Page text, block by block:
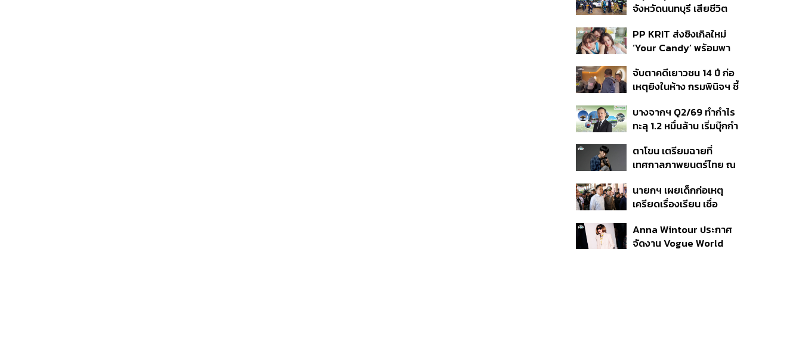
โรงแรมค้าง 7 ปี
จังหวัดนนทบุรี เสียชีวิต
ปมค้นประวัติคดีกราดยิงที่
สหรัฐฯ
PP KRIT ส่งซิงเกิลใหม่
‘Your Candy’ พร้อมพา
สิกวิดีโอ
จับตาคดีเยาวชน 14 ปี ก่อ
เหตุยิงในห้าง กรมพินิจฯ ชี้
เนื่อง ประเมินปล่อยตัว
บางจากฯ Q2/69 ทำกำไร
ทะลุ 1.2 หมื่นล้าน เริ่มบุ๊กกำ
แรก หนุนรายได้ครึ่งปีทะลุ
3.2 แสนล้าน
ตาโขน เตรียมฉายที่
เทศกาลภาพยนตร์ไทย ณ
นายกฯ เผยเด็กก่อเหตุ
เครียดเรื่องเรียน เชื่อ
กระสุนอีกกว่า 30 นัด หาก
ไม่จบชีวิตตัวเองอาจสูญ
Anna Wintour ประกาศ
จัดงาน Vogue World